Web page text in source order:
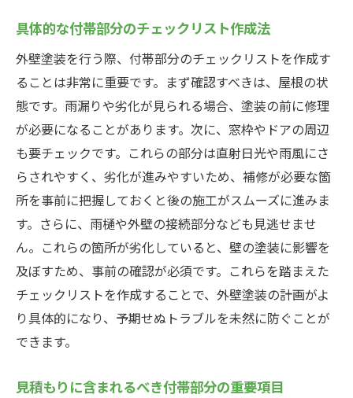
具体的な付帯部分のチェックリスト作成法
外壁塗装を行う際、付帯部分のチェックリストを作成す
ることは非常に重要です。まず確認すべきは、屋根の状
態です。雨漏りや劣化が見られる場合、塗装の前に修理
が必要になることがあります。次に、窓枠やドアの周辺
も要チェックです。これらの部分は直射日光や雨風にさ
らされやすく、劣化が進みやすいため、補修が必要な箇
所を事前に把握しておくと後の施工がスムーズに進みま
す。さらに、雨樋や外壁の接続部分なども見逃せませ
ん。これらの箇所が劣化していると、壁の塗装に影響を
及ぼすため、事前の確認が必須です。これらを踏まえた
チェックリストを作成することで、外壁塗装の計画がよ
り具体的になり、予期せぬトラブルを未然に防ぐことが
できます。
見積もりに含まれるべき付帯部分の重要項目